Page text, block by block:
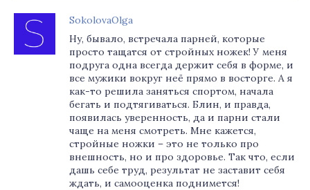
SokolovaOlga
Ну, бывало, встречала парней, которые
просто тащатся от стройных ножек! У меня
подруга одна всегда держит себя в форме, и
все мужики вокруг неё прямо в восторге. А я
как-то решила заняться спортом, начала
бегать и подтягиваться. Блин, и правда,
появилась уверенность, да и парни стали
чаще на меня смотреть. Мне кажется,
стройные ножки – это не только про
внешность, но и про здоровье. Так что, если
дашь себе труд, результат не заставит себя
ждать, и самооценка поднимется!